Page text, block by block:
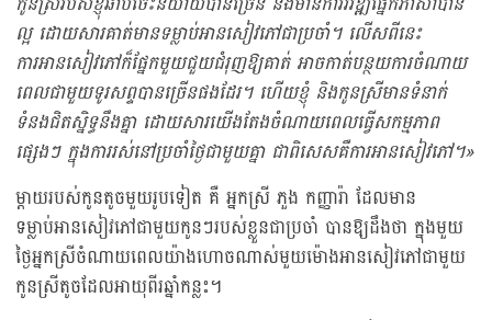
ល្អ ដោយសារគាត់មានទម្លាប់អានសៀវភៅជាប្រចាំ។ លើសពីនេះ
ការអានសៀវភៅក៏ផ្នែកមួយជួយជំរុញឱ្យគាត់ អាចកាត់បន្ថយការចំណាយ
ពេលជាមួយទូរសព្ទបានច្រើនផងដែរ។ ហើយខ្ញុំ និងកូនស្រីមានទំនាក់
ទំនងជិតស្និទ្ធនឹងគ្នា ដោយសារយើងតែងចំណាយពេលធ្វើសកម្មភាព
ផ្សេងៗ ក្នុងការរស់នៅប្រចាំថ្ងៃជាមួយគ្នា ជាពិសេសគឺការអានសៀវភៅ។»
ម្ដាយរបស់កូនតូចមួយរូបទៀត គឺ អ្នកស្រី ភួង កញ្ញារ៉ា ដែលមាន
ទម្លាប់អានសៀវភៅជាមួយកូនៗរបស់ខ្លួនជាប្រចាំ បានឱ្យដឹងថា ក្នុងមួយ
ថ្ងៃអ្នកស្រីចំណាយពេលយ៉ាងហោចណាស់មួយម៉ោងអានសៀវភៅជាមួយ
កូនស្រីតូចដែលអាយុពីរឆ្នាំកន្លះ។